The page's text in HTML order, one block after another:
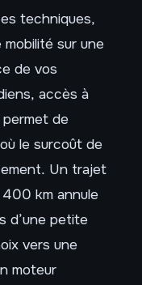
techniques,
sur une
de vos
accès à
de
le surcoût de
Un trajet
km annule
d’une petite
vers une
moteur